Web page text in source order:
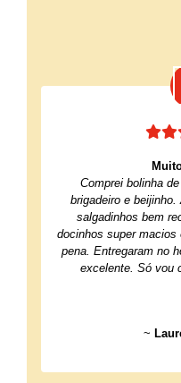
Comprei bolinha
brigadeiro e
salgadinhos bem
docinhos super
pena. Entregaram no
excelente. Só vou
~